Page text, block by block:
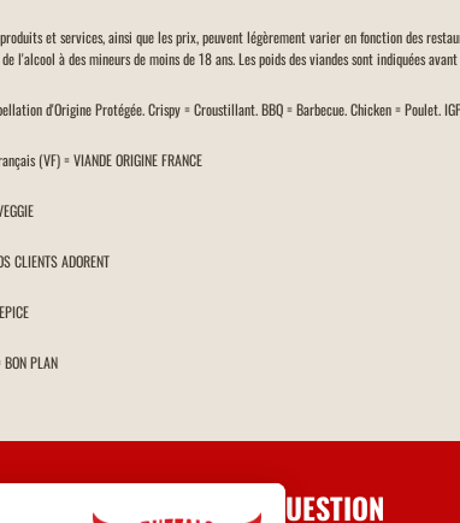
et services, ainsi que les prix, peuvent légèrement varier en fonction des
l'alcool à des mineurs de moins de 18 ans. Les poids des viandes sont indiquées
d'Origine Protégée. Crispy = Croustillant. BBQ = Barbecue. Chicken = Poulet.
(VF) = VIANDE ORIGINE FRANCE
CLIENTS ADORENT
PLAN
UNE QUESTION